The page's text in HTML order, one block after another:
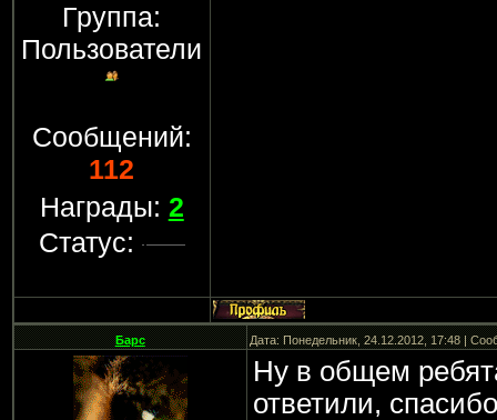
Группа:
Пользователи
Сообщений:
112
Награды: 2
Статус:
Барс Дата: Понедельник, 24.12.2012, 17:48 |
Ну в общем
ответили,